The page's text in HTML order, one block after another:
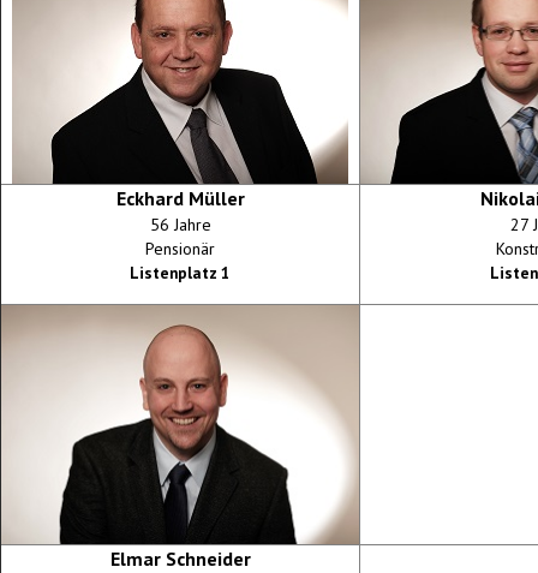
Eckhard Müller
56 Jahre
Pensionär
Listenplatz 1
27
Elmar Schneider